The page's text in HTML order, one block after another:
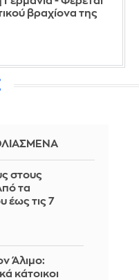
βραχίονα της
στους
τα
έως τις 7
Άλιμο:
κάτοικοι